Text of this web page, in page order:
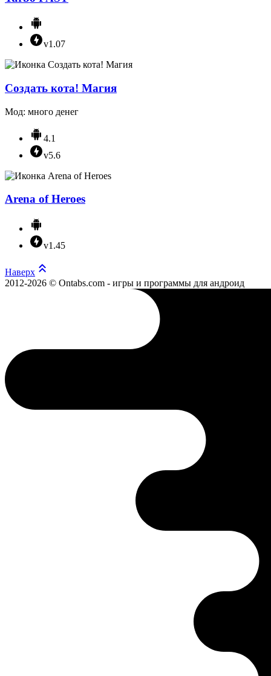
v1.07
Создать кота! Магия
Мод: много денег
4.1
v5.6
Arena of Heroes
v1.45
Наверх
2012-2026 © Ontabs.com - игры и программы для андроид